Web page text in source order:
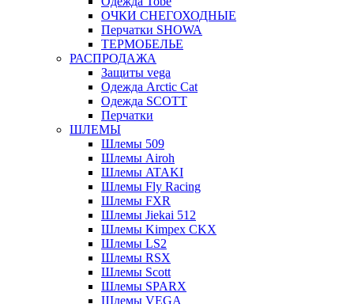
ОЧКИ СНЕГОХОДНЫЕ
Перчатки SHOWA
ТЕРМОБЕЛЬЕ
РАСПРОДАЖА
Защиты vega
Одежда Arctic Cat
Одежда SCOTT
Перчатки
ШЛЕМЫ
Шлемы 509
Шлемы Airoh
Шлемы ATAKI
Шлемы Fly Racing
Шлемы FXR
Шлемы Jiekai 512
Шлемы Kimpex CKX
Шлемы LS2
Шлемы RSX
Шлемы Scott
Шлемы SPARX
Шлемы VEGA